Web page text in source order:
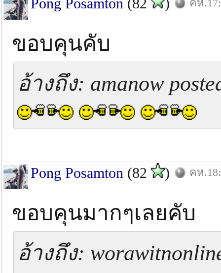
คห
ขอบคุนคับ
อ้างถึง: amanow
Pong Posamton (82 ) คห
ขอบคุนมากๆเลยคับ
อ้างถึง: